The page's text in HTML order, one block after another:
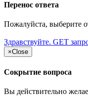
Перенос ответа
Пожалуйста, выберите
Здравствуйте. GET
×Close
Сокрытие вопроса
Вы действительно